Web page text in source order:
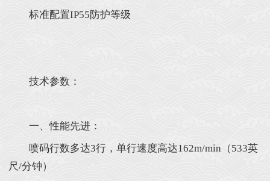
标准配置IP55防护等级
技术参数：
一、性能先进：
喷码行数多达3行，单行速度高达162m/min（533英
尺/分钟）